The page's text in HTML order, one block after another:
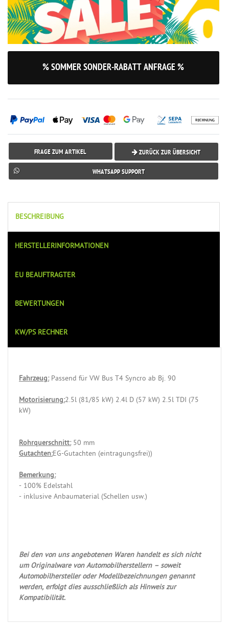
% SOMMER SONDER-RABATT ANFRAGE %
FRAGE ZUM ARTIKEL ZURÜCK ZUR ÜBERSICHT
WHATSAPP SUPPORT
BESCHREIBUNG
HERSTELLERINFORMATIONEN
EU BEAUFTRAGTER
BEWERTUNGEN
KW/PS RECHNER
Fahrzeug:Passend für VW Bus T4 Syncro ab Bj. 90
Motorisierung:2.5l (81/85 kW) 2.4l D (57 kW) 2.5l TDI (75
kW)
Rohrquerschnitt:50 mm
Gutachten:EG-Gutachten (eintragungsfrei))
Bemerkung:
- 100% Edelstahl
- inklusive Anbaumaterial (Schellen usw.)
Bei den von uns angebotenen Waren handelt es sich nicht
um Originalware von Automobilherstellern – soweit
Automobilhersteller oder Modellbezeichnungen genannt
werden, erfolgt dies ausschließlich als Hinweis zur
Kompatibilität.